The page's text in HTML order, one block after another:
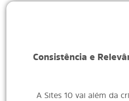
Consistência e
A Sites 10 vai além da